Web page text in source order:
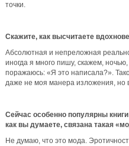
точки.
Скажите, как высчитаете
Абсолютная и непреложная
иногда я много пишу, скажем,
поражаюсь: «Я это написала?».
даже не моя манера изложения, но
Сейчас особенно популярны
как вы думаете, связана такая
Не думаю, что это мода.